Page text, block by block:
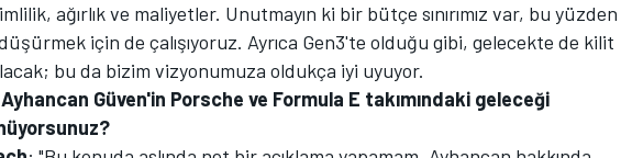
ağırlık ve maliyetler. Unutmayın ki bir bütçe sınırımız var, bu yüzden
için de çalışıyoruz. Ayrıca Gen3'te olduğu gibi, gelecekte de kilit
bu da bizim vizyonumuza oldukça iyi uyuyor.
Güven'in Porsche ve Formula E takımındaki geleceği